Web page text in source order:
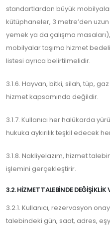
standartlardan büyük
kütüphaneler, 3 metre’den
yemek ya da çalışma
mobilyalar taşıma hizmet
listesi ayrıca belirtilmelidir.
3.1.6. Hayvan, bitki, silah, tüp,
hizmet kapsamında değildir.
3.1.7. Kullanıcı her halükarda
hukuka aykırılık teşkil edecek
3.1.8. Nakliyelazım, hizmet
işlemini gerçekleştirir.
3.2. HIZMET TALEBINDE DEĞIŞIKLIK
3.2.1. Kullanıcı, rezervasyon
talebindeki gün, saat, adres,